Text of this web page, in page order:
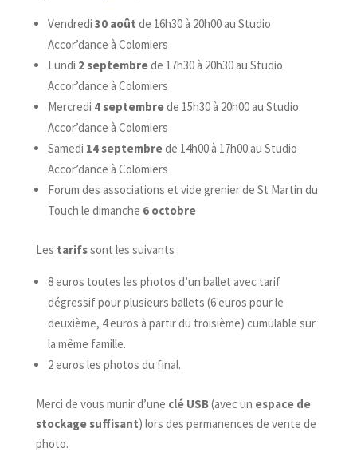
Vendredi 30 août de 16h30 à 20h00 au Studio
Accor’dance à Colomiers
Lundi 2 septembrede 17h30 à 20h30 au Studio
Accor’dance à Colomiers
Mercredi 4 septembrede 15h30 à 20h00 au Studio
Accor’dance à Colomiers
Samedi 14 septembrede 14h00 à 17h00 au Studio
Accor’dance à Colomiers
Forum des associations et vide grenier de St Martin du
Touch le dimanche 6 octobre
Les tarifssont les suivants :
8 euros toutes les photos d’un ballet avec tarif
dégressif pour plusieurs ballets (6 euros pour le
deuxième, 4 euros à partir du troisième) cumulable sur
la même famille.
2 euros les photos du final.
Merci de vous munir d’une clé USB(avec un espace de
stockage suffisant) lors des permanences de vente de
photo.